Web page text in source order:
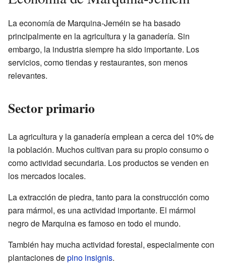
La economía de Marquina-Jeméin se ha basado
principalmente en la agricultura y la ganadería. Sin
embargo, la industria siempre ha sido importante. Los
servicios, como tiendas y restaurantes, son menos
relevantes.
Sector primario
La agricultura y la ganadería emplean a cerca del 10% de
la población. Muchos cultivan para su propio consumo o
como actividad secundaria. Los productos se venden en
los mercados locales.
La extracción de piedra, tanto para la construcción como
para mármol, es una actividad importante. El mármol
negro de Marquina es famoso en todo el mundo.
También hay mucha actividad forestal, especialmente con
plantaciones depino insignis.